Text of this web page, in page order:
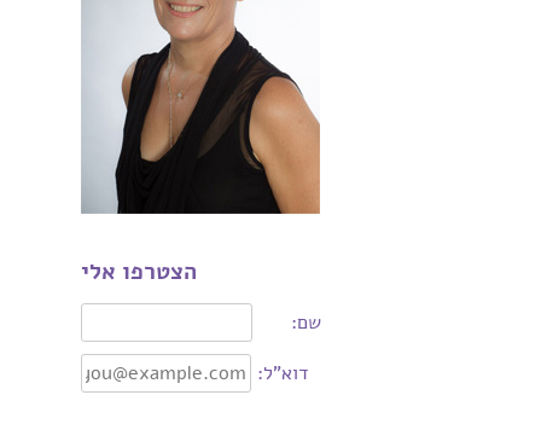
הצטרפו אלי
שם:
דוא"ל: